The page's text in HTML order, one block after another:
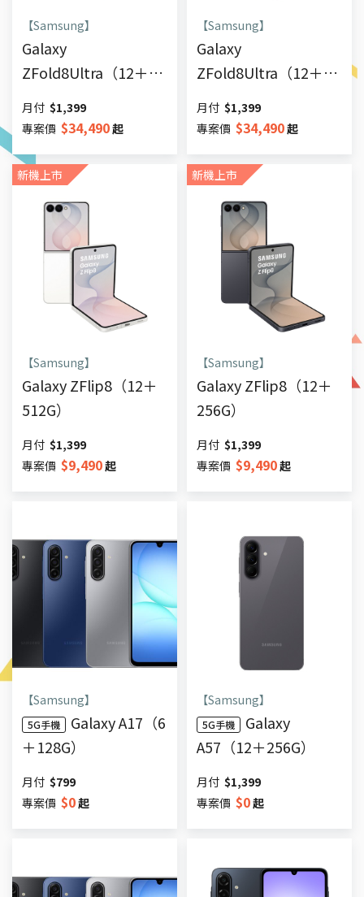
【Samsung】
Galaxy
ZFold8Ultra（12＋
月付 $1,399
專案價 $34,490起
【Samsung】
Galaxy
ZFold8Ultra（12＋
月付 $1,399
專案價 $34,490起
新機上市
【Samsung】
Galaxy ZFlip8（12＋
512G）
月付 $1,399
專案價 $9,490起
新機上市
【Samsung】
Galaxy ZFlip8（12＋
256G）
月付 $1,399
專案價 $9,490起
【Samsung】
5G手機
Galaxy A17（6
＋128G）
月付 $799
專案價 $0起
【Samsung】
5G手機
Galaxy
A57（12＋256G）
月付 $1,399
專案價 $0起